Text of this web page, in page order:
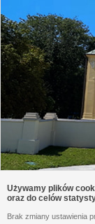
Używamy plików
oraz do celów
Brak zmiany ustawienia